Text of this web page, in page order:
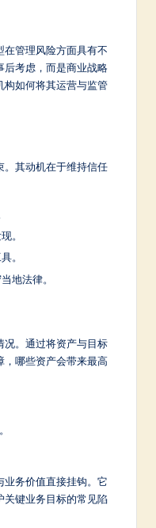
管理风险方面具有不
后考虑，而是商业战略
构如何将其运营与监管
。其动机在于维持信任
。
。
地法律。
况。通过将资产与目标
，哪些资产会带来最高
务价值直接挂钩。它
关键业务目标的常见陷